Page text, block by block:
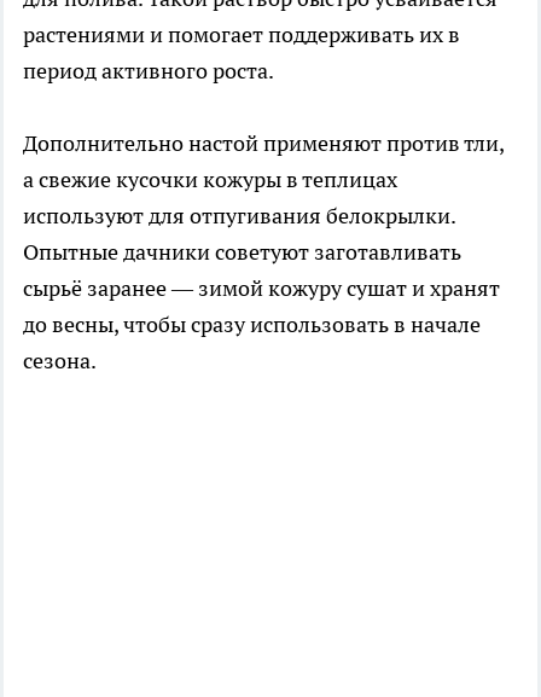
растениями и помогает поддерживать их в
период активного роста.
Дополнительно настой применяют против тли,
а свежие кусочки кожуры в теплицах
используют для отпугивания белокрылки.
Опытные дачники советуют заготавливать
сырьё заранее — зимой кожуру сушат и хранят
до весны, чтобы сразу использовать в начале
сезона.